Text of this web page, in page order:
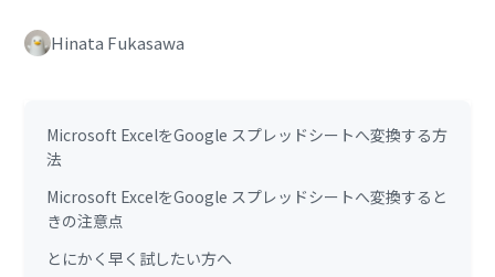
Hinata Fukasawa
Microsoft ExcelをGoogle スプレッドシートへ変換する方
法
Microsoft ExcelをGoogle スプレッドシートへ変換すると
きの注意点
とにかく早く試したい方へ